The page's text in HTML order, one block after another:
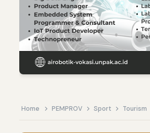
Endrick:
SPMB Sulsel:
Kecerdasan
Pemerintah
Home PEMPROV Sport Tourism